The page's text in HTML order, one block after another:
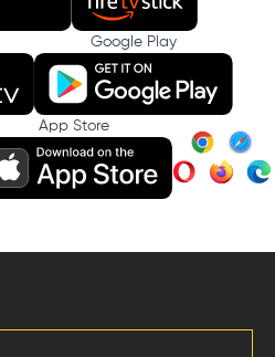
Google Play
App Store